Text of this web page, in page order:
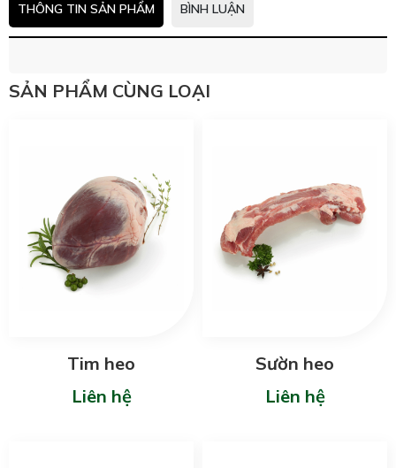
THÔNG TIN SẢN PHẨM BÌNH LUẬN
SẢN PHẨM CÙNG LOẠI
Tim heo
Liên hệ
Sườn heo
Liên hệ